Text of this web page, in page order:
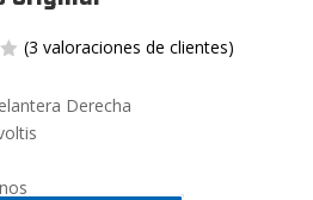
(3 valoraciones de clientes)
Derecha